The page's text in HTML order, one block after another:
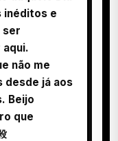
inéditos e
ser
aqui.
não me
desde já aos
Beijo
que